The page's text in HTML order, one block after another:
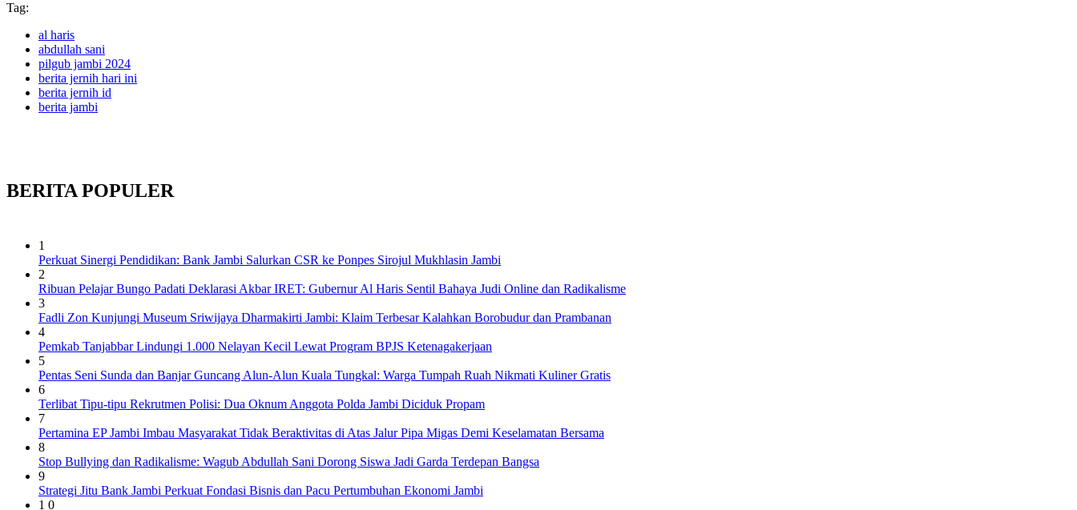
Tag:
al haris
abdullah sani
pilgub jambi 2024
berita jernih hari ini
berita jernih id
berita jambi
BERITA POPULER
1
Perkuat Sinergi Pendidikan: Bank Jambi Salurkan CSR ke Ponpes Sirojul Mukhlasin Jambi
2
Ribuan Pelajar Bungo Padati Deklarasi Akbar IRET: Gubernur Al Haris Sentil Bahaya Judi Online dan Radikalisme
3
Fadli Zon Kunjungi Museum Sriwijaya Dharmakirti Jambi: Klaim Terbesar Kalahkan Borobudur dan Prambanan
4
Pemkab Tanjabbar Lindungi 1.000 Nelayan Kecil Lewat Program BPJS Ketenagakerjaan
5
Pentas Seni Sunda dan Banjar Guncang Alun-Alun Kuala Tungkal: Warga Tumpah Ruah Nikmati Kuliner Gratis
6
Terlibat Tipu-tipu Rekrutmen Polisi: Dua Oknum Anggota Polda Jambi Diciduk Propam
7
Pertamina EP Jambi Imbau Masyarakat Tidak Beraktivitas di Atas Jalur Pipa Migas Demi Keselamatan Bersama
8
Stop Bullying dan Radikalisme: Wagub Abdullah Sani Dorong Siswa Jadi Garda Terdepan Bangsa
9
Strategi Jitu Bank Jambi Perkuat Fondasi Bisnis dan Pacu Pertumbuhan Ekonomi Jambi
1 0